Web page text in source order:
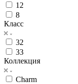
12
8
Класс
32
33
Коллекция
Charm